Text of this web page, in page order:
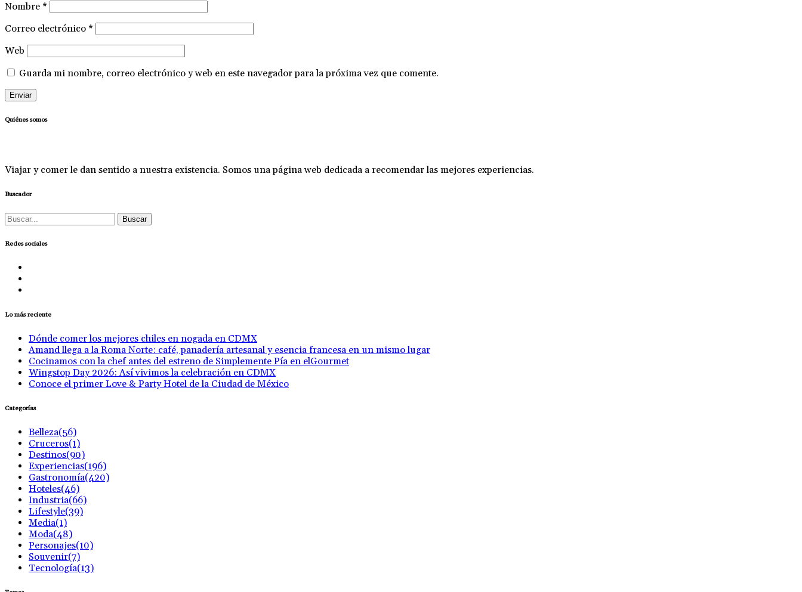
Nombre *
Correo electrónico *
Web
Guarda mi nombre, correo electrónico y web en este navegador para la próxima vez que comente.
Quiénes somos
Viajar y comer le dan sentido a nuestra existencia. Somos una página web dedicada a recomendar las mejores experiencias.
Buscador
Buscar:
Redes sociales
Lo más reciente
Dónde comer los mejores chiles en nogada en CDMX
Amand llega a la Roma Norte: café, panadería artesanal y esencia francesa en un mismo lugar
Cocinamos con la chef antes del estreno de Simplemente Pía en elGourmet
Wingstop Day 2026: Así vivimos la celebración en CDMX
Conoce el primer Love & Party Hotel de la Ciudad de México
Categorías
Belleza(56)
Cruceros(1)
Destinos(90)
Experiencias(196)
Gastronomía(420)
Hoteles(46)
Industria(66)
Lifestyle(39)
Media(1)
Moda(48)
Personajes(10)
Souvenir(7)
Tecnología(13)